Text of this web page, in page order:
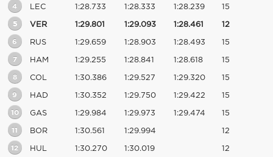
4 LEC 1:28.733 1:28.333 1:28.239 15
5 VER 1:29.801 1:29.093 1:28.461 12
6 RUS 1:29.659 1:28.903 1:28.493 15
7 HAM 1:29.255 1:28.841 1:28.618 15
8 COL 1:30.386 1:29.527 1:29.320 15
9 HAD 1:30.352 1:29.750 1:29.422 15
10 GAS 1:29.984 1:29.973 1:29.474 15
11 BOR 1:30.561 1:29.994 12
12 HUL 1:30.270 1:30.019 12